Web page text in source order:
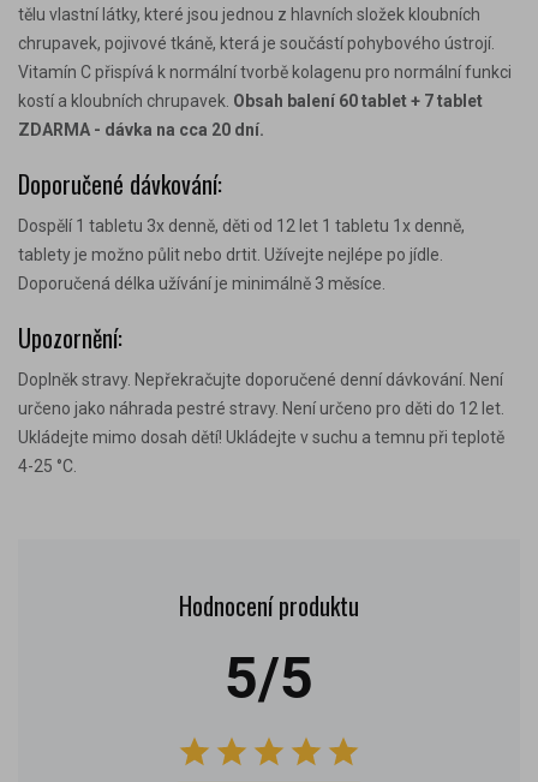
tělu vlastní látky, které jsou jednou z hlavních složek kloubních
chrupavek, pojivové tkáně, která je součástí pohybového ústrojí.
Vitamín C přispívá k normální tvorbě kolagenu pro normální funkci
kostí a kloubních chrupavek. Obsah balení 60 tablet + 7 tablet
ZDARMA - dávka na cca 20 dní.
Doporučené dávkování:
Dospělí 1 tabletu 3x denně, děti od 12 let 1 tabletu 1x denně,
tablety je možno půlit nebo drtit. Užívejte nejlépe po jídle.
Doporučená délka užívání je minimálně 3 měsíce.
Upozornění:
Doplněk stravy. Nepřekračujte doporučené denní dávkování. Není
určeno jako náhrada pestré stravy. Není určeno pro děti do 12 let.
Ukládejte mimo dosah dětí! Ukládejte v suchu a temnu při teplotě
4-25 °C.
Hodnocení produktu
5/5